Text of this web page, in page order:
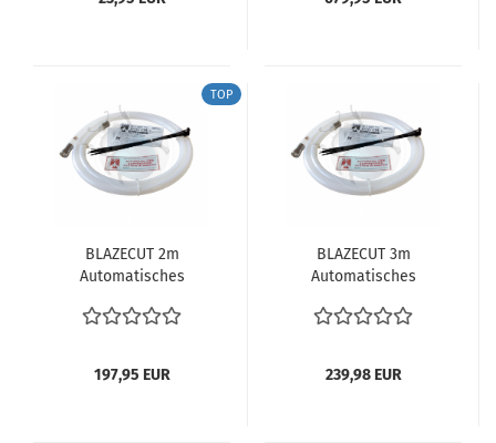
043101355CK
TOP
BLAZECUT 2m
Automatisches
Oldtimer VW Bus T1 T2
Feuerlöscher
197,95 EUR
BLAZECUT 3m
Automatisches
Oldtimer VW Bus T1 T2
Feuerlöscher
239,98 EUR